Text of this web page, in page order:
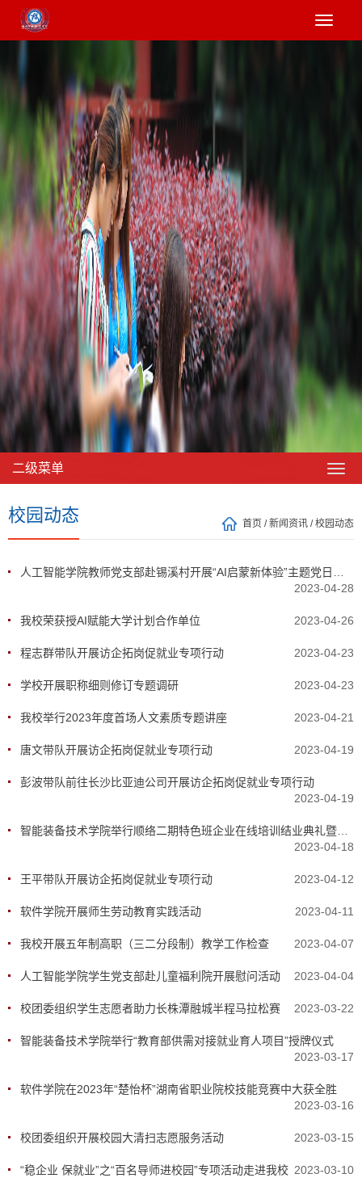
二级菜单
校园动态 首页 /新闻资讯 /校园动态
人工智能学院教师党支部赴锡溪村开展“AI启蒙新体验”主题党日活动
2023-04-28
我校荣获授AI赋能大学计划合作单位 2023-04-26
程志群带队开展访企拓岗促就业专项行动 2023-04-23
学校开展职称细则修订专题调研 2023-04-23
我校举行2023年度首场人文素质专题讲座 2023-04-21
唐文带队开展访企拓岗促就业专项行动 2023-04-19
彭波带队前往长沙比亚迪公司开展访企拓岗促就业专项行动
2023-04-19
智能装备技术学院举行顺络二期特色班企业在线培训结业典礼暨三期特色班开班仪式
2023-04-18
王平带队开展访企拓岗促就业专项行动 2023-04-12
软件学院开展师生劳动教育实践活动 2023-04-11
我校开展五年制高职（三二分段制）教学工作检查 2023-04-07
人工智能学院学生党支部赴儿童福利院开展慰问活动 2023-04-04
校团委组织学生志愿者助力长株潭融城半程马拉松赛 2023-03-22
智能装备技术学院举行“教育部供需对接就业育人项目”授牌仪式
2023-03-17
软件学院在2023年“楚怡杯”湖南省职业院校技能竞赛中大获全胜
2023-03-16
校团委组织开展校园大清扫志愿服务活动 2023-03-15
“稳企业 保就业”之“百名导师进校园”专项活动走进我校 2023-03-10